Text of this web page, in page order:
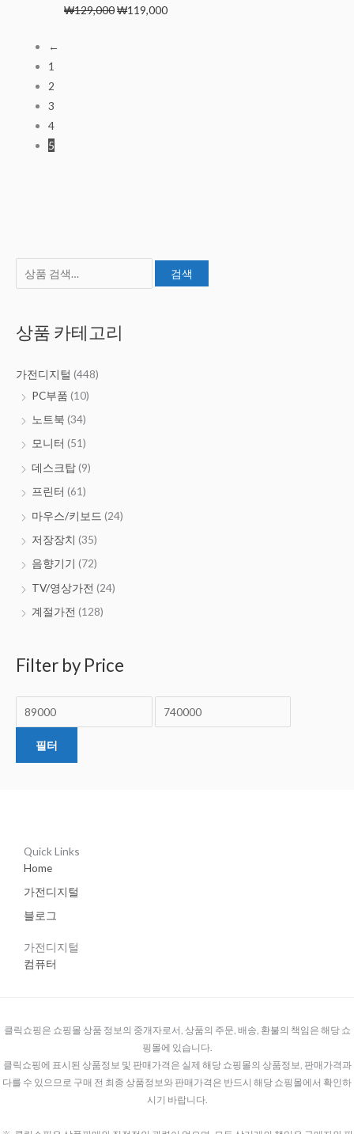
색
검색
상품 카테고리
가전디지털 (448)
PC부품 (10)
노트북 (34)
모니터 (51)
데스크탑(9)
프린터 (61)
마우스/키보드 (24)
저장장치 (35)
음향기기 (72)
TV/영상가전 (24)
계절가전 (128)
Filter by Price
소
격
대
필터
₩129,000₩119,000
←
1
2
3
4
5
Quick Links
Home
가전디지털
블로그
가전디지털
컴퓨터
클릭쇼핑은 쇼핑몰 상품 정보의 중개자로서, 상품의 주문, 배송, 환불의 책임은 해당 쇼
핑몰에 있습니다.
클릭쇼핑에 표시된 상품정보 및 판매가격은 실제 해당 쇼핑몰의 상품정보, 판매가격과
다를 수 있으므로 구매 전 최종 상품정보와 판매가격은 반드시 해당 쇼핑몰에서 확인하
시기 바랍니다.